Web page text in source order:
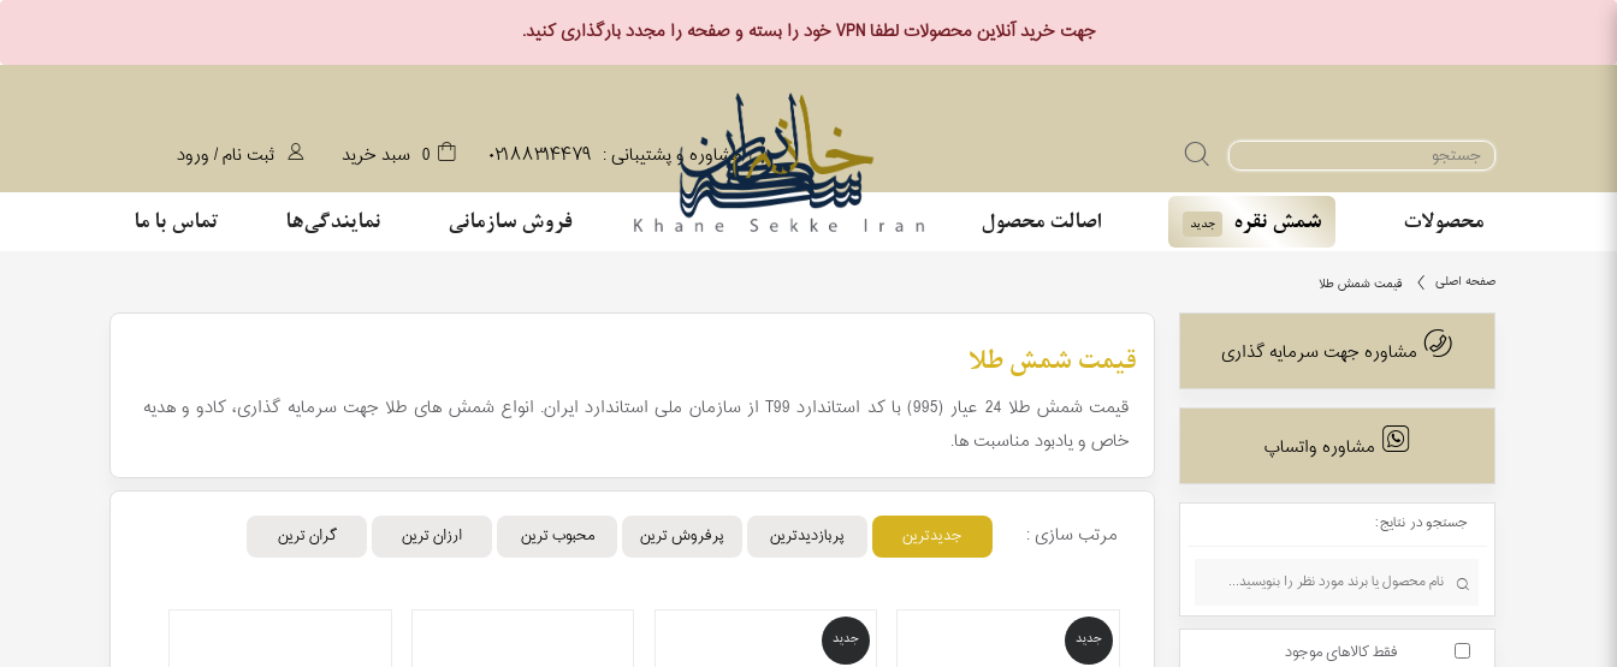
جهت خرید آنلاین محصولات لطفا VPN خود را بسته و صفحه را مجدد بارگذاری کنید.
مشاوره و پشتیبانی : ۰۲۱۸۸۳۱۴۴۷۹ 0 سبد خرید ثبت نام / ورود
محصولات شمش نقره جدید اصالت محصول فروش سازمانی نمایندگی‌ها تماس با ما
صفحه اصلی قیمت شمش طلا
مشاوره جهت سرمایه گذاری
مشاوره واتساپ
جستجو در نتایج:
فقط کالاهای موجود
قیمت شمش طلا
قیمت شمش طلا 24 عیار (995) با کد استاندارد T99 از سازمان ملی استاندارد ایران. انواع شمش های طلا جهت سرمایه گذاری، کادو و هدیه
خاص و یادبود مناسبت ها.
مرتب سازی : جدیدترین پربازدیدترین پرفروش ترین محبوب ترین ارزان ترین گران ترین
جدید جدید